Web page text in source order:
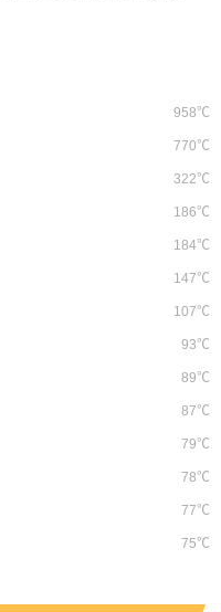
958℃
770℃
322℃
186℃
184℃
147℃
107℃
93℃
89℃
87℃
79℃
78℃
77℃
75℃